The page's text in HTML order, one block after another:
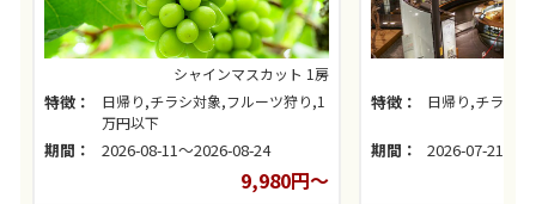
シャインマスカット 1房
特徴：
日帰り,チラシ対象,フルーツ狩り,1
万円以下
期間： 2026-08-11～2026-08-24
9,980円～
特徴： 日帰り,チラシ
期間： 2026-07-21～